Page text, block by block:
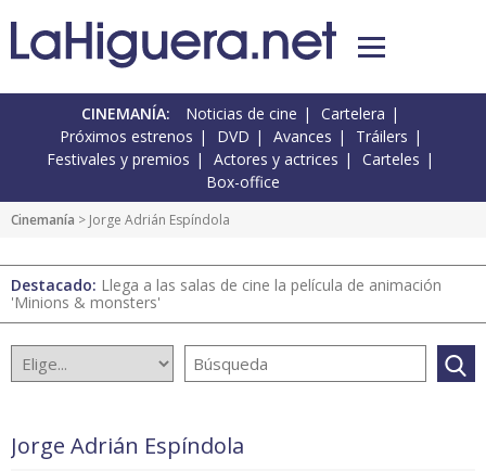
CINEMANÍA: Noticias de cine
Cartelera
Próximos estrenos
DVD Avances
Tráilers
Festivales y premios
Actores y actrices
Carteles
Box-office
Cinemanía > Jorge Adrián Espíndola
Destacado: Llega a las salas de cine la película de animación
'Minions & monsters'
Jorge Adrián Espíndola